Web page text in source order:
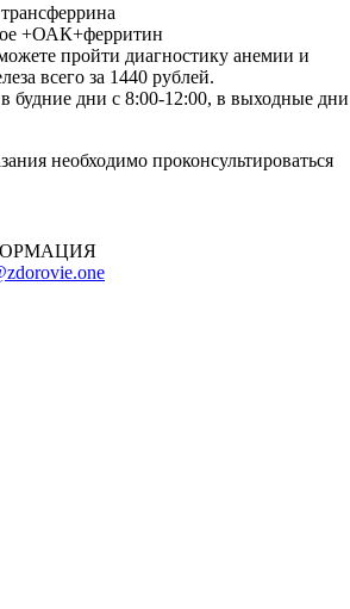
+ОАК+ферритин
пройти диагностику анемии и
всего за 1440 рублей.
будние дни с 8:00-12:00, в выходные дни
необходимо проконсультироваться